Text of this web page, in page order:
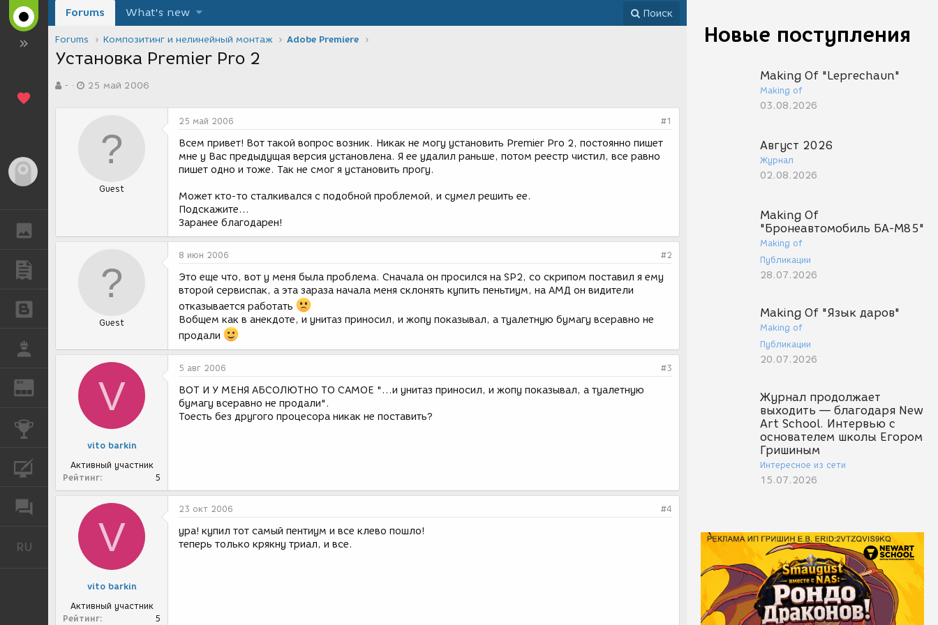
ПУБЛИКАЦИИ
РАБОТА
REN ЖУРНАЛ
КОНКУРСЫ
КУРСЫ
RU Русский
Новые поступления
Making Of "Leprechaun"
Making of
03.08.2026
Август 2026
Журнал
02.08.2026
Making Of
"Бронеавтомобиль БА-М85"
Making of
Публикации
28.07.2026
Making Of "Язык даров"
Making of
Публикации
20.07.2026
Журнал продолжает
выходить — благодаря New
Art School. Интервью с
основателем школы Егором
Гришиным
Интересное из сети
15.07.2026
Forums What's new Поиск
Forums Композитинг и нелинейный монтаж Adobe Premiere
Установка Premier Pro 2
в-
а
25 май 2006
Guest
25 май 2006 #1
Всем привет! Вот такой вопрос возник. Никак не могу установить Premier Pro 2, постоянно пишет
мне у Вас предыдущая версия установлена. Я ее удалил раньше, потом реестр чистил, все равно
пишет одно и тоже. Так не смог я установить прогу.
Может кто-то сталкивался с подобной проблемой, и сумел решить ее.
Подскажите...
Заранее благодарен!
Guest
8 июн 2006 #2
Это еще что, вот у меня была проблема. Сначала он просился на SP2, со скрипом поставил я ему
второй сервиспак, а эта зараза начала меня склонять купить пеньтиум, на АМД он видители
отказывается работать
Вобщем как в анекдоте, и унитаз приносил, и жопу показывал, а туалетную бумагу всеравно не
продали
V
vito barkin
Активный участник
Рейтинг
5
5 авг 2006 #3
ВОТ И У МЕНЯ АБСОЛЮТНО ТО САМОЕ "...и унитаз приносил, и жопу показывал, а туалетную
бумагу всеравно не продали".
Тоесть без другого процесора никак не поставить?
V
vito barkin
Активный участник
Рейтинг
5
23 окт 2006 #4
ура! купил тот самый пентиум и все клево пошло!
теперь только крякну триал, и все.